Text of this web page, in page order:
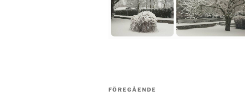
Inläggsnavigering
Föregående
FÖREGÅENDE